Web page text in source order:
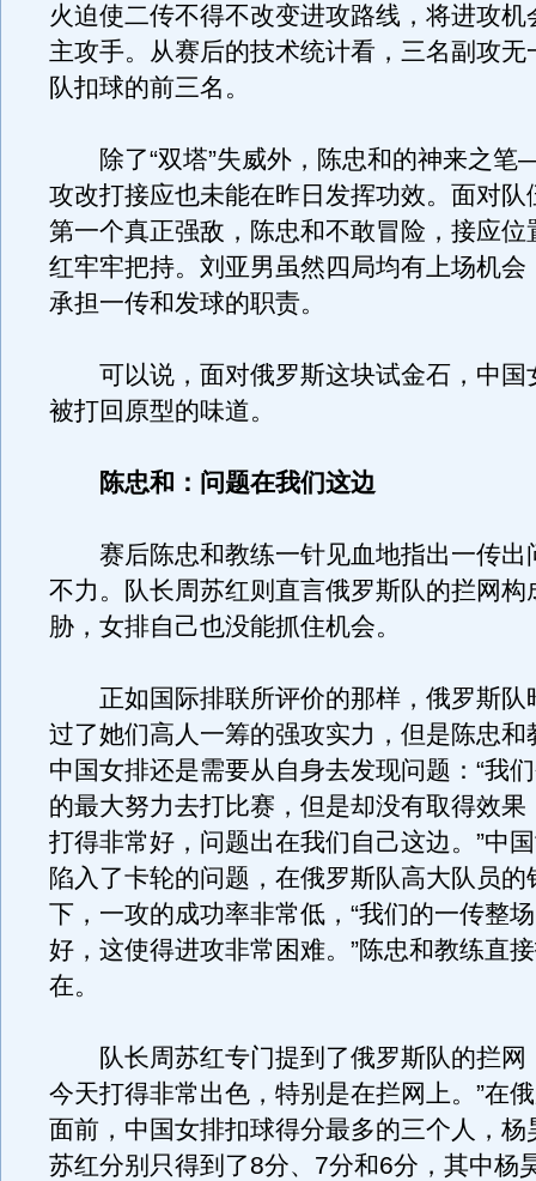
火迫使二传不得不改变进攻路线，将进攻机
主攻手。从赛后的技术统计看，三名副攻无
队扣球的前三名。
除了“双塔”失威外，陈忠和的神来之
攻改打接应也未能在昨日发挥功效。面对队
第一个真正强敌，陈忠和不敢冒险，接应位
红牢牢把持。刘亚男虽然四局均有上场机会
承担一传和发球的职责。
可以说，面对俄罗斯这块试金石，中国
被打回原型的味道。
陈忠和：问题在我们这边
赛后陈忠和教练一针见血地指出一传出
不力。队长周苏红则直言俄罗斯队的拦网构
胁，女排自己也没能抓住机会。
正如国际排联所评价的那样，俄罗斯队
过了她们高人一筹的强攻实力，但是陈忠和
中国女排还是需要从自身去发现问题：“我
的最大努力去打比赛，但是却没有取得效果
打得非常好，问题出在我们自己这边。”中
陷入了卡轮的问题，在俄罗斯队高大队员的
下，一攻的成功率非常低，“我们的一传整
好，这使得进攻非常困难。”陈忠和教练直
在。
队长周苏红专门提到了俄罗斯队的拦网
今天打得非常出色，特别是在拦网上。”在
面前，中国女排扣球得分最多的三个人，杨
苏红分别只得到了8分、7分和6分，其中杨